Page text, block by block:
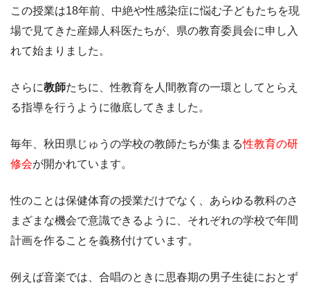
この授業は18年前、中絶や性感染症に悩む子どもたちを現
場で見てきた産婦人科医たちが、県の教育委員会に申し入
れて始まりました。
さらに教師たちに、性教育を人間教育の一環としてとらえ
る指導を行うように徹底してきました。
毎年、秋田県じゅうの学校の教師たちが集まる性教育の研
修会が開かれています。
性のことは保健体育の授業だけでなく、あらゆる教科のさ
まざまな機会で意識できるように、それぞれの学校で年間
計画を作ることを義務付けています。
例えば音楽では、合唱のときに思春期の男子生徒におとず